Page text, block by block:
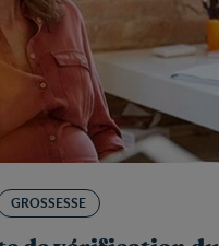
GROSSESSE